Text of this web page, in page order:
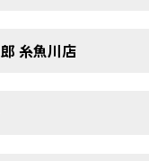
糸魚川店